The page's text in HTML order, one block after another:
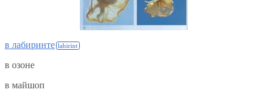
в лабиринте
в озоне
в майшоп